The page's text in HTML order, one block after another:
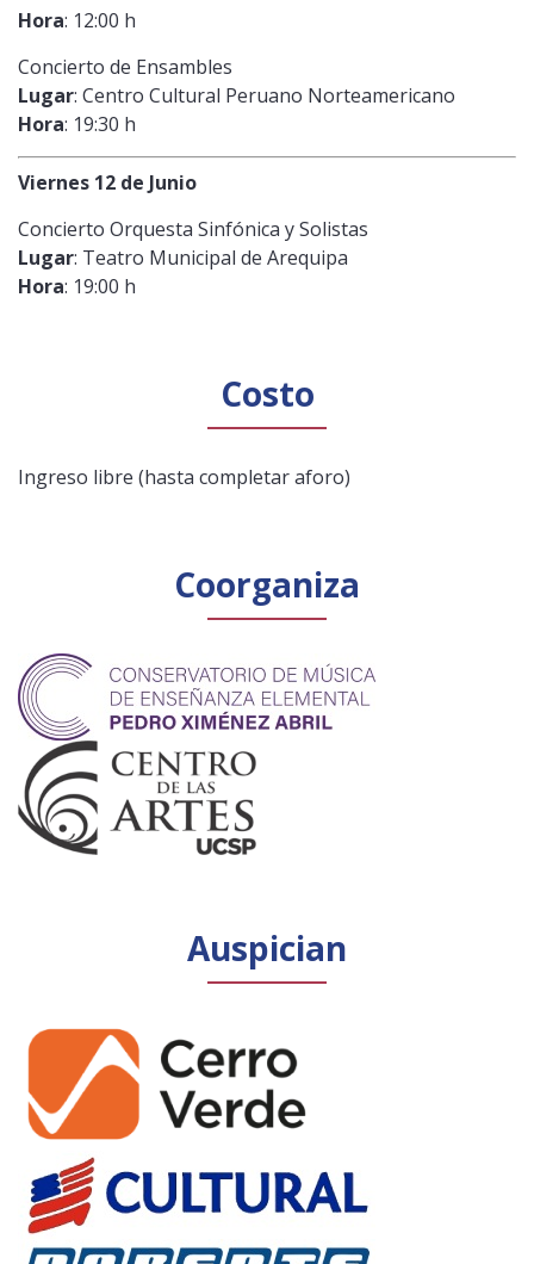
Hora: 12:00 h
Concierto de Ensambles
Lugar: Centro Cultural Peruano Norteamericano
Hora: 19:30 h
Viernes 12 de Junio
Concierto Orquesta Sinfónica y Solistas
Lugar: Teatro Municipal de Arequipa
Hora: 19:00 h
Costo
Ingreso libre (hasta completar aforo)
Coorganiza
Auspician